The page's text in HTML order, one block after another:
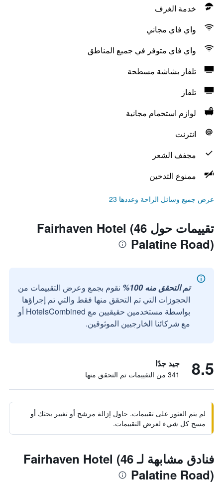
خدمة الغرف
واي فاي مجاني
واي فاي متوفر في جميع المناطق
تلفاز بشاشة مسطحة
تلفاز
لوازم استحمام مجانية
انترنت
مجفف الشعر
ممنوع التدخين
عرض جميع وسائل الراحة وعددها 23
تقييمات حول Fairhaven Hotel (46
Palatine Road)
تم التحقق منه 100%
نقوم بجمع وعرض التقييمات من
الحجوزات التي تم التحقق منها فقط والتي تم إجراؤها
بواسطة مستخدمين حقيقيين مع HotelsCombined أو
مع شركائنا الخارجيين الموثوقين.
8.5 جيد جدًا
341 من التقييمات تم التحقق منها
لم يتم العثور على تقييمات. حاول إزالة مرشح أو تغيير بحثك أو
مسح كل شيء لعرض التقييمات.
فنادق مشابهة لـ Fairhaven Hotel (46
Palatine Road)